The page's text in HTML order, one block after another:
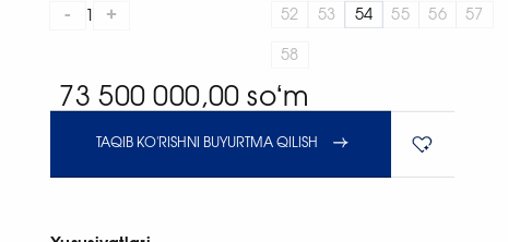
- 1 +
52
53 54 55 56 57
58
73 500 000,00 soʻm
TAQIB KO'RISHNI BUYURTMA QILISH